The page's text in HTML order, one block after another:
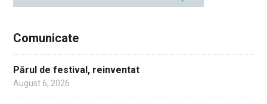
Comunicate
Părul de festival, reinventat
August 6, 2026